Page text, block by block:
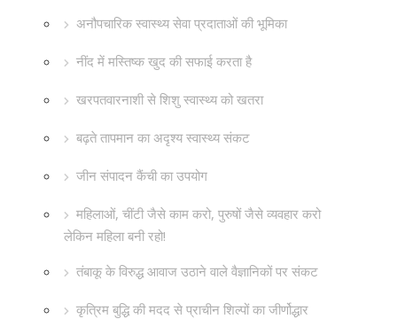
अनौपचारिक स्वास्थ्य सेवा प्रदाताओं की भूमिका
नींद में मस्तिष्क खुद की सफाई करता है
खरपतवारनाशी से शिशु स्वास्थ्य को खतरा
बढ़ते तापमान का अदृश्य स्वास्थ्य संकट
जीन संपादन कैंची का उपयोग
महिलाओं, चींटी जैसे काम करो, पुरुषों जैसे व्यवहार करो
लेकिन महिला बनी रहो!
तंबाकू के विरुद्ध आवाज उठाने वाले वैज्ञानिकों पर संकट
कृत्रिम बुद्धि की मदद से प्राचीन शिल्पों का जीर्णोद्धार